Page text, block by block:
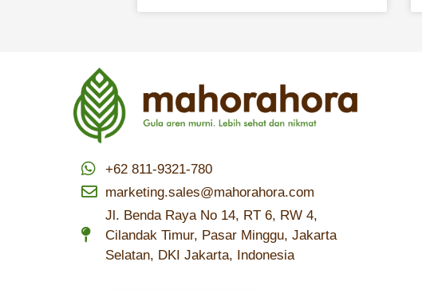
+62 811-9321-780
marketing.sales@mahorahora.com
Jl. Benda Raya No 14, RT 6, RW 4,
Cilandak Timur, Pasar Minggu, Jakarta
Selatan, DKI Jakarta, Indonesia